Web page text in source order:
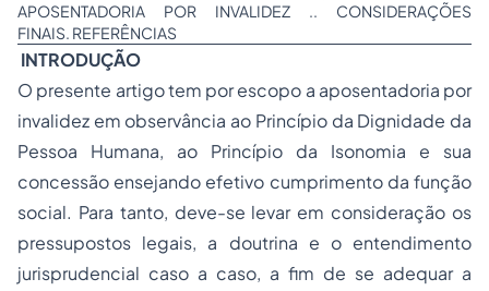
APOSENTADORIA POR INVALIDEZ .. CONSIDERAÇÕES
FINAIS. REFERÊNCIAS
INTRODUÇÃO
O presente artigo tem por escopo a aposentadoria por
invalidez em observância ao Princípio da Dignidade da
Pessoa Humana, ao Princípio da Isonomia e sua
concessão ensejando efetivo cumprimento da função
social. Para tanto, deve-se levar em consideração os
pressupostos legais, a doutrina e o entendimento
jurisprudencial caso a caso, a fim de se adequar a